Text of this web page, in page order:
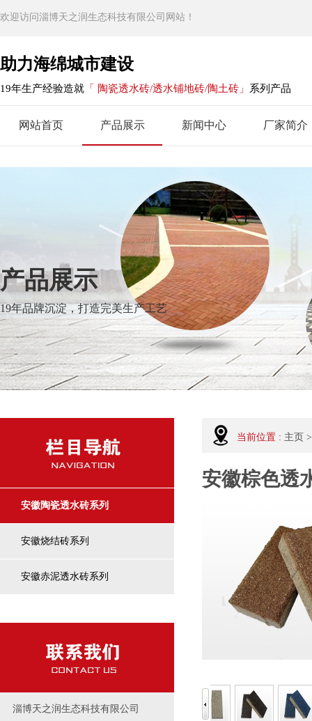
欢迎访问淄博天之润生态科技有限公司网站！
助力海绵城市建设
19年生产经验造就 「 陶瓷透水砖/透水铺地砖/陶土砖」 系列产品
网站首页 产品展示 新闻中心 厂家简介
产品展示
19年品牌沉淀，打造完美生产工艺
当前位置 : 主页
安徽棕色透
安徽陶瓷透水砖系列
安徽烧结砖系列
安徽赤泥透水砖系列
淄博天之润生态科技有限公司